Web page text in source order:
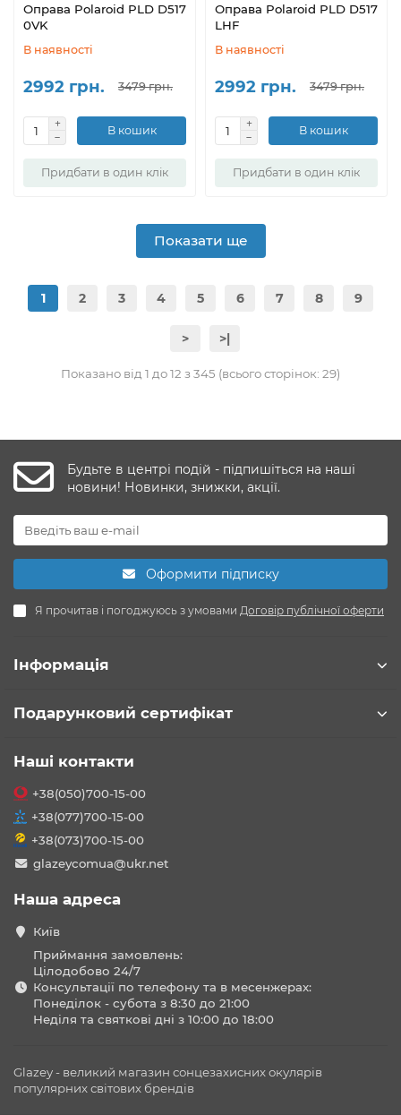
Оправа Polaroid PLD D517
0VK
В наявності
2992 грн. 3479 грн.
В кошик
Придбати в один клік
Оправа Polaroid PLD D517
LHF
В наявності
2992 грн. 3479 грн.
В кошик
Придбати в один клік
Показати ще
1 2 3 4 5 6 7 8 9
> >|
Показано від 1 до 12 з 345 (всього сторінок: 29)
Будьте в центрі подій - підпишіться на наші
новини! Новинки, знижки, акції.
Оформити підписку
Я прочитав і погоджуюсь з умовами Договір публічної оферти
Інформація
Подарунковий сертифікат
Наші контакти
+38(050)700-15-00
+38(077)700-15-00
+38(073)700-15-00
glazeycomua@ukr.net
Наша адреса
Київ
Приймання замовлень:
Цілодобово 24/7
Консультації по телефону та в месенжерах:
Понеділок - субота з 8:30 до 21:00
Неділя та святкові дні з 10:00 до 18:00
Glazey - великий магазин сонцезахисних окулярів
популярних світових брендів